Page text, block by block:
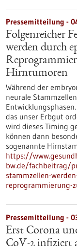
Pressemitteilung -
Folgenreicher
werden durch
Hirntumoren
Während der
neurale
das unser Erbgut
wird dieses Timing
können dann
sogenannte
https://
bw.de/fachbeitrag/
stammzellen-
reprogrammierung-
Pressemitteilung -
Erst Corona
CoV-2 infiziert